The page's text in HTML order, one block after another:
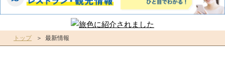
トップ 最新情報